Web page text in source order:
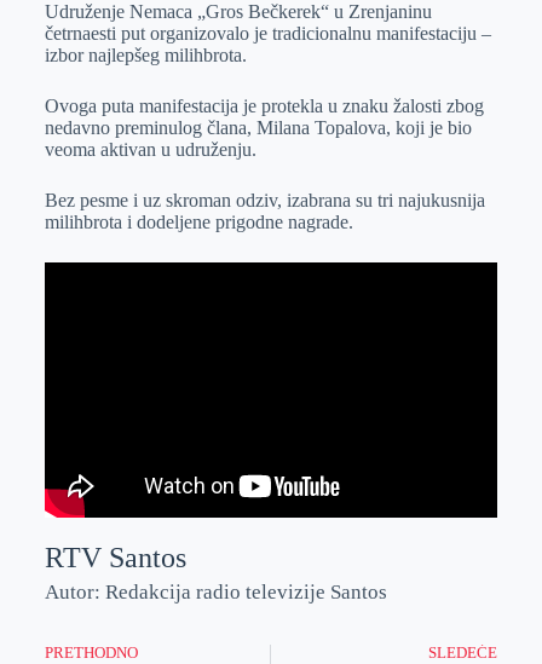
e
r
I
n
s
A
p
a
i
Udruženje Nemaca „Gros Bečkerek“ u Zrenjaninu
četrnaesti put organizovalo je tradicionalnu manifestaciju –
izbor najlepšeg milihbrota.
Ovoga puta manifestacija je protekla u znaku žalosti zbog
nedavno preminulog člana, Milana Topalova, koji je bio
veoma aktivan u udruženju.
Bez pesme i uz skroman odziv, izabrana su tri najukusnija
milihbrota i dodeljene prigodne nagrade.
RTV Santos
Autor: Redakcija radio televizije Santos
PRETHODNO SLEDEĆE